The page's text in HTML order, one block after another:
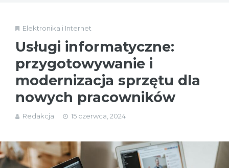
Elektronika i Internet
Usługi informatyczne:
przygotowywanie i
modernizacja sprzętu dla
nowych pracowników
Redakcja 15 czerwca, 2024